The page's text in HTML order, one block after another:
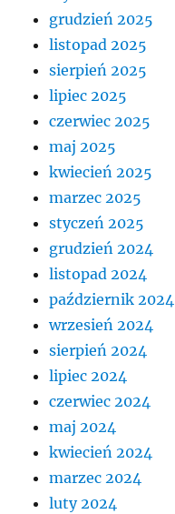
grudzień 2025
listopad 2025
sierpień 2025
lipiec 2025
czerwiec 2025
maj 2025
kwiecień 2025
marzec 2025
styczeń 2025
grudzień 2024
listopad 2024
październik 2024
wrzesień 2024
sierpień 2024
lipiec 2024
czerwiec 2024
maj 2024
kwiecień 2024
marzec 2024
luty 2024